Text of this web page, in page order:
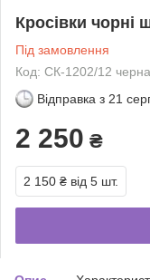
Кросівки чорні
Під замовлення
Код: СК-1202/12
Відправка з 21
2 250 ₴
2 150 ₴ від 5 шт.